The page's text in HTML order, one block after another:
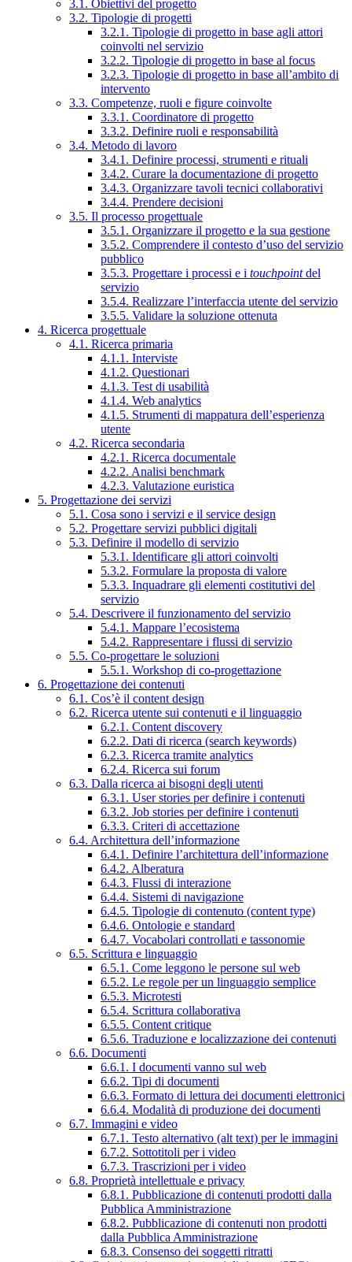
3.1. Obiettivi del progetto
3.2. Tipologie di progetti
3.2.1. Tipologie di progetto in base agli attori
coinvolti nel servizio
3.2.2. Tipologie di progetto in base al focus
3.2.3. Tipologie di progetto in base all’ambito di
intervento
3.3. Competenze, ruoli e figure coinvolte
3.3.1. Coordinatore di progetto
3.3.2. Definire ruoli e responsabilità
3.4. Metodo di lavoro
3.4.1. Definire processi, strumenti e rituali
3.4.2. Curare la documentazione di progetto
3.4.3. Organizzare tavoli tecnici collaborativi
3.4.4. Prendere decisioni
3.5. Il processo progettuale
3.5.1. Organizzare il progetto e la sua gestione
3.5.2. Comprendere il contesto d’uso del servizio
pubblico
3.5.3. Progettare i processi e i touchpointdel
servizio
3.5.4. Realizzare l’interfaccia utente del servizio
3.5.5. Validare la soluzione ottenuta
4. Ricerca progettuale
4.1. Ricerca primaria
4.1.1. Interviste
4.1.2. Questionari
4.1.3. Test di usabilità
4.1.4. Web analytics
4.1.5. Strumenti di mappatura dell’esperienza
utente
4.2. Ricerca secondaria
4.2.1. Ricerca documentale
4.2.2. Analisi benchmark
4.2.3. Valutazione euristica
5. Progettazione dei servizi
5.1. Cosa sono i servizi e il service design
5.2. Progettare servizi pubblici digitali
5.3. Definire il modello di servizio
5.3.1. Identificare gli attori coinvolti
5.3.2. Formulare la proposta di valore
5.3.3. Inquadrare gli elementi costitutivi del
servizio
5.4. Descrivere il funzionamento del servizio
5.4.1. Mappare l’ecosistema
5.4.2. Rappresentare i flussi di servizio
5.5. Co-progettare le soluzioni
5.5.1. Workshop di co-progettazione
6. Progettazione dei contenuti
6.1. Cos’è il content design
6.2. Ricerca utente sui contenuti e il linguaggio
6.2.1. Content discovery
6.2.2. Dati di ricerca (search keywords)
6.2.3. Ricerca tramite analytics
6.2.4. Ricerca sui forum
6.3. Dalla ricerca ai bisogni degli utenti
6.3.1. User stories per definire i contenuti
6.3.2. Job stories per definire i contenuti
6.3.3. Criteri di accettazione
6.4. Architettura dell’informazione
6.4.1. Definire l’architettura dell’informazione
6.4.2. Alberatura
6.4.3. Flussi di interazione
6.4.4. Sistemi di navigazione
6.4.5. Tipologie di contenuto (content type)
6.4.6. Ontologie e standard
6.4.7. Vocabolari controllati e tassonomie
6.5. Scrittura e linguaggio
6.5.1. Come leggono le persone sul web
6.5.2. Le regole per un linguaggio semplice
6.5.3. Microtesti
6.5.4. Scrittura collaborativa
6.5.5. Content critique
6.5.6. Traduzione e localizzazione dei contenuti
6.6. Documenti
6.6.1. I documenti vanno sul web
6.6.2. Tipi di documenti
6.6.3. Formato di lettura dei documenti elettronici
6.6.4. Modalità di produzione dei documenti
6.7. Immagini e video
6.7.1. Testo alternativo (alt text) per le immagini
6.7.2. Sottotitoli per i video
6.7.3. Trascrizioni per i video
6.8. Proprietà intellettuale e privacy
6.8.1. Pubblicazione di contenuti prodotti dalla
Pubblica Amministrazione
6.8.2. Pubblicazione di contenuti non prodotti
dalla Pubblica Amministrazione
6.8.3. Consenso dei soggetti ritratti